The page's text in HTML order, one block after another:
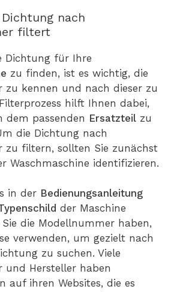
nach
filtert
Dichtung für Ihre
zu finden, ist es wichtig, die
zu kennen und nach dieser zu
hilft Ihnen dabei,
dem passenden Ersatzteil zu
die Dichtung nach
zu filtern, sollten Sie zunächst
Waschmaschine identifizieren.
in der Bedienungsanleitung
der Maschine
die Modellnummer haben,
verwenden, um gezielt nach
zu suchen. Viele
und Hersteller haben
auf ihren Websites, die es